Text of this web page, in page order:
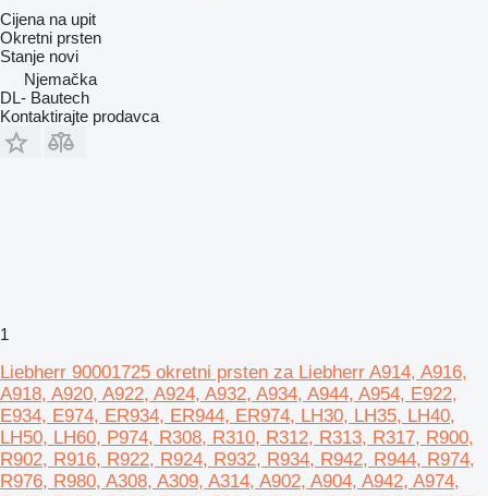
Cijena na upit
Okretni prsten
Stanje novi
Njemačka
DL- Bautech
Kontaktirajte prodavca
1
Liebherr 90001725 okretni prsten za Liebherr A914, A916,
A918, A920, A922, A924, A932, A934, A944, A954, E922,
E934, E974, ER934, ER944, ER974, LH30, LH35, LH40,
LH50, LH60, P974, R308, R310, R312, R313, R317, R900,
R902, R916, R922, R924, R932, R934, R942, R944, R974,
R976, R980, A308, A309, A314, A902, A904, A942, A974,